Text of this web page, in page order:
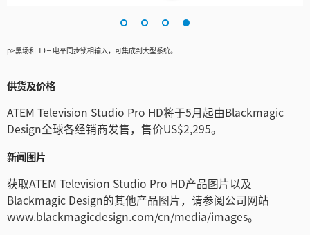
p>黑场和HD三电平同步锁相输入，可集成到大型系统。
供货及价格
ATEM Television Studio Pro HD将于5月起由Blackmagic
Design全球各经销商发售，售价US$2,295。
新闻图片
获取ATEM Television Studio Pro HD产品图片以及
Blackmagic Design的其他产品图片，请参阅公司网站
www.blackmagicdesign.com/cn/media/images。